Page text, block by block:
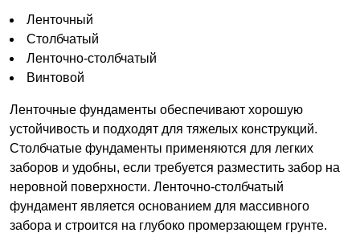
Ленточный
Столбчатый
Ленточно-столбчатый
Винтовой
Ленточные фундаменты обеспечивают хорошую
устойчивость и подходят для тяжелых конструкций.
Столбчатые фундаменты применяются для легких
заборов и удобны, если требуется разместить забор на
неровной поверхности. Ленточно-столбчатый
фундамент является основанием для массивного
забора и строится на глубоко промерзающем грунте.